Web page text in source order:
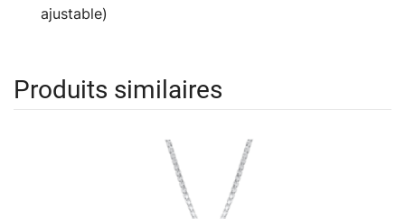
ajustable)
Produits similaires